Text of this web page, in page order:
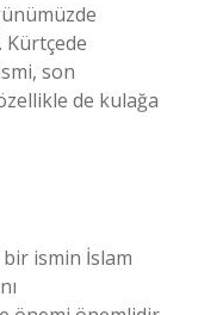
son
de kulağa
ismin İslam